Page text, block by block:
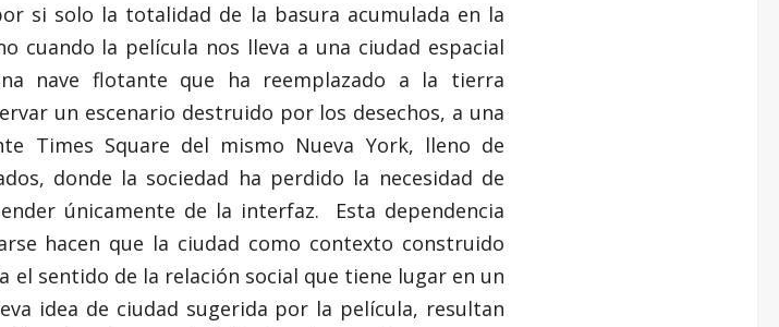
si solo la totalidad de la basura acumulada en la
cuando la película nos lleva a una ciudad espacial
nave flotante que ha reemplazado a la tierra
un escenario destruido por los desechos, a una
Times Square del mismo Nueva York, lleno de
donde la sociedad ha perdido la necesidad de
únicamente de la interfaz. Esta dependencia
hacen que la ciudad como contexto construido
el sentido de la relación social que tiene lugar en un
idea de ciudad sugerida por la película, resultan